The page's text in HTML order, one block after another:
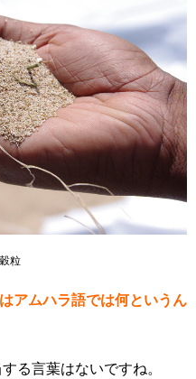
粒
アムハラ語では何というん
る言葉はないですね。